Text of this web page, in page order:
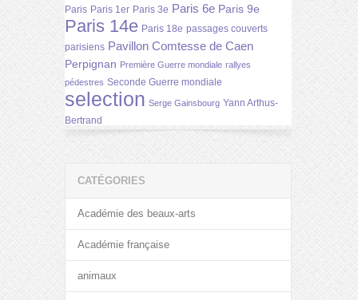
Paris Paris 1er Paris 3e Paris 6e Paris 9e
Paris 14e Paris 18e passages couverts
parisiens Pavillon Comtesse de Caen
Perpignan Première Guerre mondiale rallyes
pédestres Seconde Guerre mondiale
selection Serge Gainsbourg Yann Arthus-
Bertrand
CATÉGORIES
Académie des beaux-arts
Académie française
animaux